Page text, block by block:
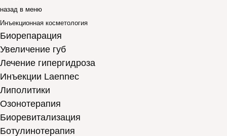
назад в меню
Инъекционная косметология
Биорепарация
Увеличение губ
Лечение гипергидроза
Инъекции Laennec
Липолитики
Озонотерапия
Биоревитализация
Ботулинотерапия